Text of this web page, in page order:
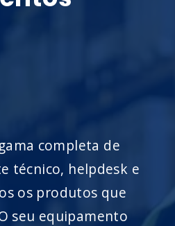
completa de
técnico, helpdesk e
os produtos que
seu equipamento